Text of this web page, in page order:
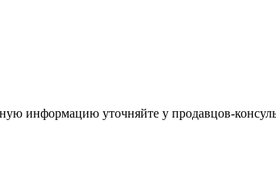
информацию уточняйте у продавцов-